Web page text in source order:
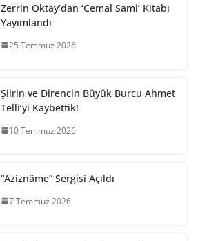
Zerrin Oktay’dan ‘Cemal Sami’ Kitabı
Yayımlandı
25 Temmuz 2026
Şiirin ve Direncin Büyük Burcu Ahmet
Telli’yi Kaybettik!
10 Temmuz 2026
“Aziznâme” Sergisi Açıldı
7 Temmuz 2026